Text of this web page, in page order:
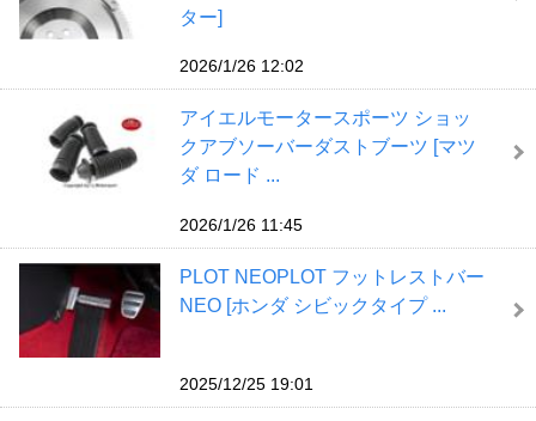
ター]
2026/1/26 12:02
アイエルモータースポーツ ショッ
クアブソーバーダストブーツ [マツ
ダ ロード ...
2026/1/26 11:45
PLOT NEOPLOT フットレストバー
NEO [ホンダ シビックタイプ ...
2025/12/25 19:01